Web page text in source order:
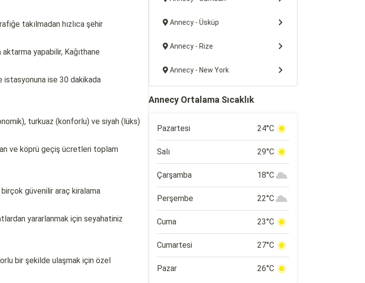
takılmadan hızlıca şehir
yapabilir, Kağıthane
istasyonuna ise 30 dakikada
turkuaz (konforlu) ve siyah (lüks)
ve köprü geçiş ücretleri toplam
güvenilir araç kiralama
yararlanmak için seyahatiniz
bir şekilde ulaşmak için özel
Annecy - Üsküp
Annecy - Rize
Annecy - New York
Annecy Ortalama Sıcaklık
Pazartesi 24°C
Salı 29°C
Çarşamba 18°C
Perşembe 22°C
Cuma 23°C
Cumartesi 27°C
Pazar 26°C